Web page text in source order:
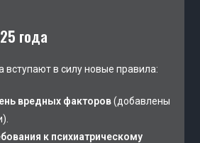
года
вступают в силу новые правила:
вредных факторов(добавлены
к психиатрическому